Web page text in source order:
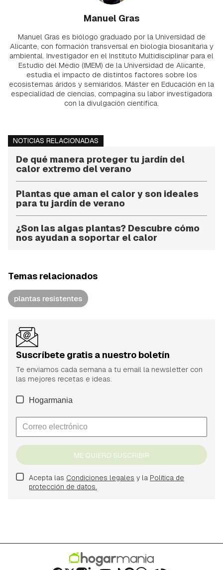
Manuel Gras
Manuel Gras es biólogo graduado por la Universidad de
Alicante, con formación transversal en biología biosanitaria y
ambiental. Investigador en el Instituto Multidisciplinar para el
Estudio del Medio (IMEM) de la Universidad de Alicante,
estudia el impacto de distintos factores sobre los
ecosistemas áridos y semiáridos. Máster en Educación en la
especialidad de ciencias, compagina su labor investigadora
con la divulgación científica.
NOTICIAS RELACIONADAS
De qué manera proteger tu jardín del
calor extremo del verano
Plantas que aman el calor y son ideales
para tu jardín de verano
¿Son las algas plantas? Descubre cómo
nos ayudan a soportar el calor
Temas relacionados
plantas resistentes
Suscríbete gratis a nuestro boletín
Te enviamos cada semana a tu email la newsletter con
las mejores recetas e ideas.
Hogarmania
ME QUIERO SUSCRIBIR
Acepta las Condiciones legales y la Política de
protección de datos.